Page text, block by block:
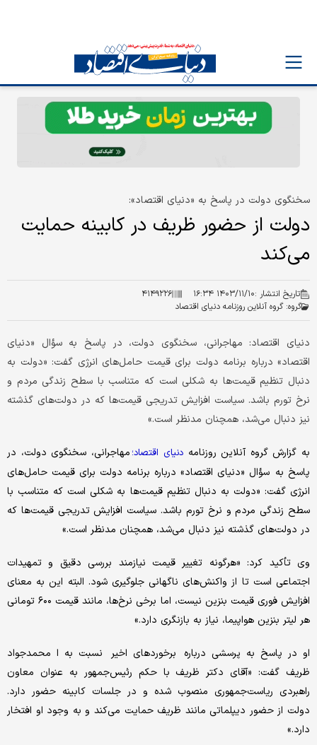
سخنگوی دولت در پاسخ به «دنیای اقتصاد»:
دولت از حضور ظریف در کابینه حمایت
می‌کند
تاریخ انتشار :۱۴۰۳/۱۱/۱۰ ۱۶:۳۴
۴۱۴۹۲۲۶
گروه: گروه آنلاین روزنامه دنیای اقتصاد
دنیای اقتصاد: مهاجرانی، سخنگوی دولت، در پاسخ به سؤال «دنیای
اقتصاد» درباره برنامه دولت برای قیمت حامل‌های انرژی گفت: «دولت به
دنبال تنظیم قیمت‌ها به شکلی است که متناسب با سطح زندگی مردم و
نرخ تورم باشد. سیاست افزایش تدریجی قیمت‌ها که در دولت‌های گذشته
نیز دنبال می‌شد، همچنان مدنظر است.»
به گزارش گروه آنلاین روزنامه دنیای اقتصاد؛ مهاجرانی، سخنگوی دولت، در
پاسخ به سؤال «دنیای اقتصاد» درباره برنامه دولت برای قیمت حامل‌های
انرژی گفت: «دولت به دنبال تنظیم قیمت‌ها به شکلی است که متناسب با
سطح زندگی مردم و نرخ تورم باشد. سیاست افزایش تدریجی قیمت‌ها که
در دولت‌های گذشته نیز دنبال می‌شد، همچنان مدنظر است.»
وی تأکید کرد: «هرگونه تغییر قیمت نیازمند بررسی دقیق و تمهیدات
اجتماعی است تا از واکنش‌های ناگهانی جلوگیری شود. البته این به معنای
افزایش فوری قیمت بنزین نیست، اما برخی نرخ‌ها، مانند قیمت ۶۰۰ تومانی
هر لیتر بنزین هواپیما، نیاز به بازنگری دارد.»
او در پاسخ به پرسشی درباره برخوردهای اخیر نسبت به ا محمدجواد
ظریف گفت: «آقای دکتر ظریف با حکم رئیس‌جمهور به عنوان معاون
راهبردی ریاست‌جمهوری منصوب شده و در جلسات کابینه حضور دارد.
دولت از حضور دیپلماتی مانند ظریف حمایت می‌کند و به وجود او افتخار
دارد.»